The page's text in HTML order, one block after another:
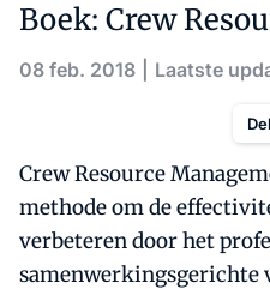
Boek: Crew
08 feb. 2018 Laatste
Crew Resource
methode om de
verbeteren door het
samenwerkingsgerichte